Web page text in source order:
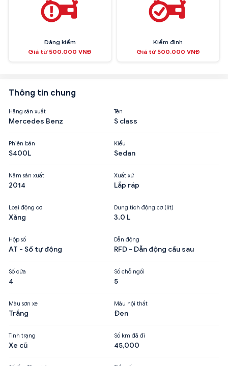
Đăng kiểm
Giá từ 500.000 VNĐ
Kiểm định
Giá từ 500.000 VNĐ
Thông tin chung
Hãng sản xuất
Mercedes Benz
Tên
S class
Phiên bản
S400L
Kiểu
Sedan
Năm sản xuất
2014
Xuất xứ
Lắp ráp
Loại động cơ
Xăng
Dung tích động cơ (lít)
3.0 L
Hộp số
AT - Số tự động
Dẫn động
RFD - Dẫn động cầu sau
Số cửa
4
Số chỗ ngồi
5
Màu sơn xe
Trắng
Màu nội thất
Đen
Tình trạng
Xe cũ
Số km đã đi
45,000